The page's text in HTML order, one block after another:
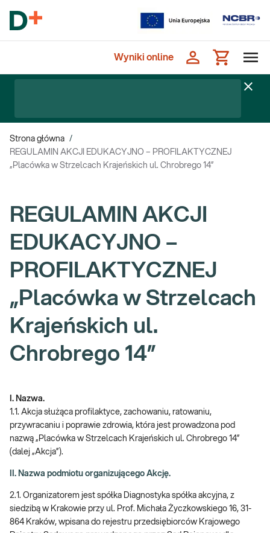
Wyniki online
Strona główna /
REGULAMIN AKCJI EDUKACYJNO – PROFILAKTYCZNEJ
„Placówka w Strzelcach Krajeńskich ul. Chrobrego 14”
REGULAMIN AKCJI
EDUKACYJNO –
PROFILAKTYCZNEJ
„Placówka w Strzelcach
Krajeńskich ul.
Chrobrego 14”
I. Nazwa.
1.1. Akcja służąca profilaktyce, zachowaniu, ratowaniu,
przywracaniu i poprawie zdrowia, która jest prowadzona pod
nazwą „Placówka w Strzelcach Krajeńskich ul. Chrobrego 14”
(dalej „Akcja”).
II. Nazwa podmiotu organizującego Akcję.
2.1. Organizatorem jest spółka Diagnostyka spółka akcyjna, z
siedzibą w Krakowie przy ul. Prof. Michała Życzkowskiego 16, 31-
864 Kraków, wpisana do rejestru przedsiębiorców Krajowego